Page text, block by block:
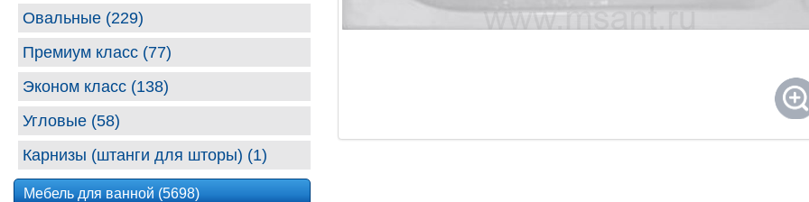
Овальные (229)
Премиум класс (77)
Эконом класс (138)
Угловые (58)
Карнизы (штанги для шторы) (1)
Мебель для ванной (5698)